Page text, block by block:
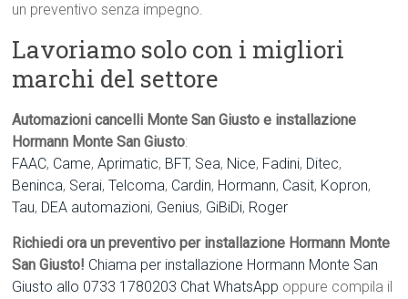
un preventivo senza impegno.
Lavoriamo solo con i migliori
marchi del settore
Automazioni cancelli Monte San Giusto e installazione
Hormann Monte San Giusto:
FAAC, Came,Aprimatic, BFT, Sea, Nice, Fadini, Ditec,
Beninca, Serai,Telcoma, Cardin, Hormann, Casit, Kopron,
Tau, DEA automazioni, Genius, GiBiDi, Roger
Richiedi ora un preventivo per installazione Hormann Monte
San Giusto! Chiama per installazione Hormann Monte San
Giusto allo 0733 1780203 Chat WhatsApp oppure compila il